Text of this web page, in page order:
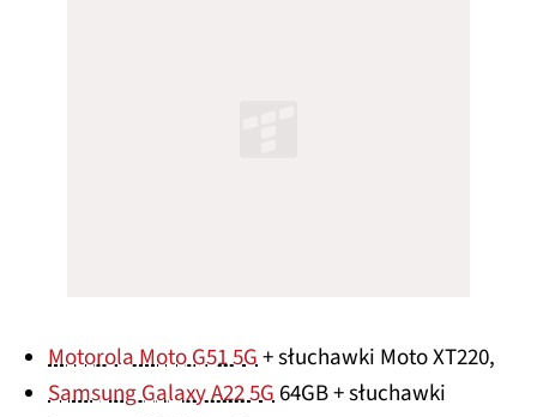
Motorola Moto G51 5G+ słuchawki Moto XT220,
Samsung Galaxy A22 5G64GB + słuchawki